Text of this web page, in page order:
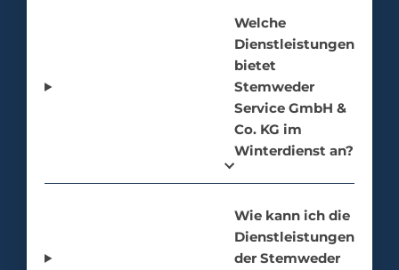
Welche
Dienstleistungen
bietet
Stemweder
Service GmbH &
Co. KG im
Winterdienst an?
Wie kann ich die
Dienstleistungen
der Stemweder